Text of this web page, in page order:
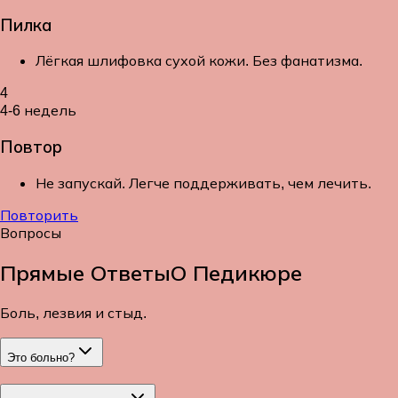
Пилка
Лёгкая шлифовка сухой кожи. Без фанатизма.
4
4-6 недель
Повтор
Не запускай. Легче поддерживать, чем лечить.
Повторить
Вопросы
Прямые ОтветыО Педикюре
Боль, лезвия и стыд.
Это больно?